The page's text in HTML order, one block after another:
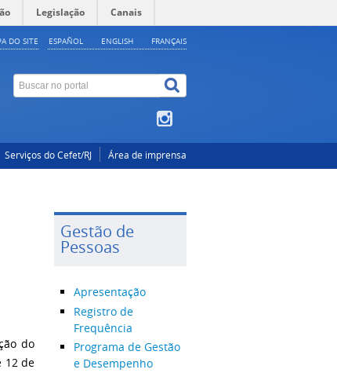
Legislação Canais
ESPAÑOL ENGLISH FRANÇAIS
DO SITE
Serviços do Cefet/RJ Área de imprensa
do
12 de
Gestão de
Pessoas
Apresentação
Registro de
Frequência
Programa de Gestão
e Desempenho